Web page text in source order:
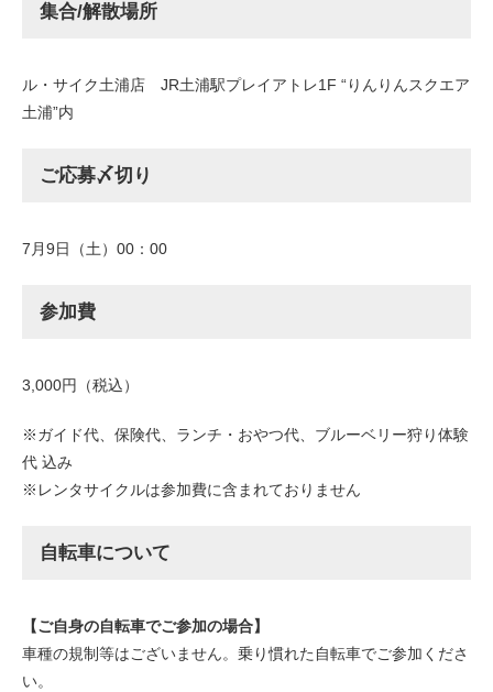
集合/解散場所
ル・サイク土浦店 JR土浦駅プレイアトレ1F “りんりんスクエア
土浦”内
ご応募〆切り
7月9日（土）00：00
参加費
3,000円（税込）
※ガイド代、保険代、ランチ・おやつ代、ブルーベリー狩り体験
代 込み
※レンタサイクルは参加費に含まれておりません
自転車について
【ご自身の自転車でご参加の場合】
車種の規制等はございません。乗り慣れた自転車でご参加くださ
い。